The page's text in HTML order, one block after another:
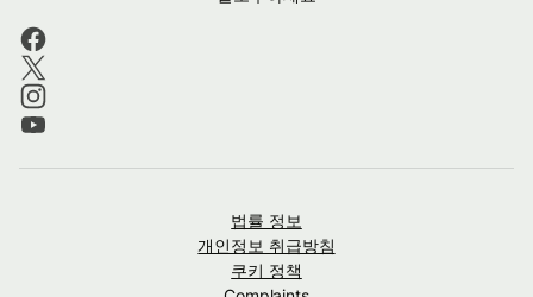
법률 정보
개인정보 취급방침
쿠키 정책